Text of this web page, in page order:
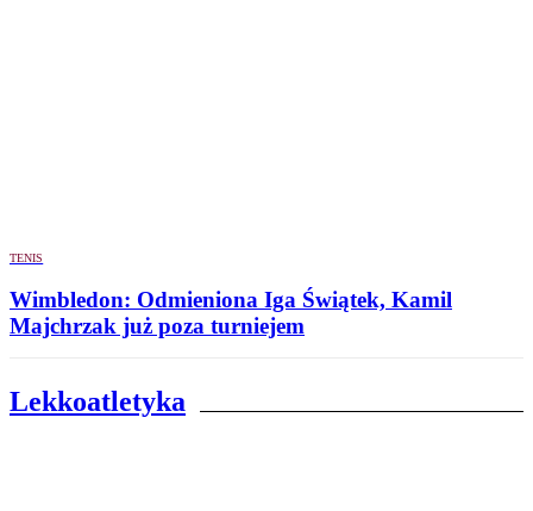
TENIS
Wimbledon: Odmieniona Iga Świątek, Kamil
Majchrzak już poza turniejem
Lekkoatletyka